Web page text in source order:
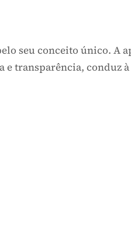
pelo seu conceito
e transparência,